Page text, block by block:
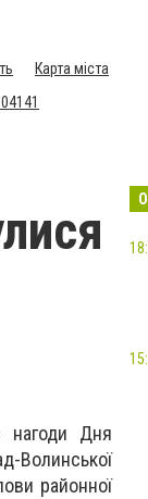
Карта міста
нагоди Дня
Волинської
районної